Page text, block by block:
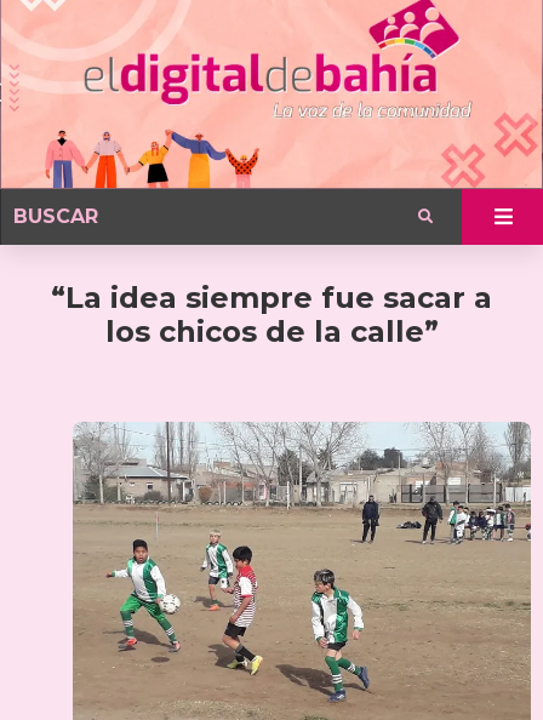
“La idea siempre fue sacar a
los chicos de la calle”